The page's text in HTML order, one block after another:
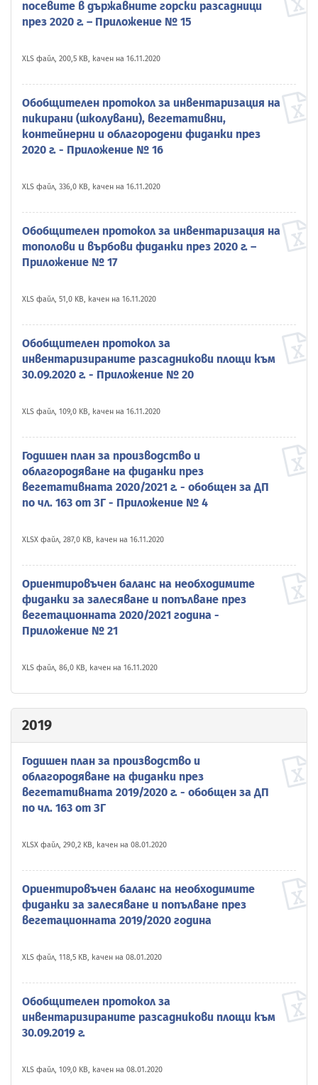
посевите в държавните горски разсадници
през 2020 г. – Приложение № 15
XLS файл, 200,5 KB, качен на 16.11.2020
Обобщителен протокол за инвентаризация на
пикирани (школувани), вегетативни,
контейнерни и облагородени фиданки през
2020 г. - Приложение № 16
XLS файл, 336,0 KB, качен на 16.11.2020
Обобщителен протокол за инвентаризация на
тополови и върбови фиданки през 2020 г. –
Приложение № 17
XLS файл, 51,0 KB, качен на 16.11.2020
Обобщителен протокол за
инвентаризираните разсадникови площи към
30.09.2020 г. - Приложение № 20
XLS файл, 109,0 KB, качен на 16.11.2020
Годишен план за производство и
облагородяване на фиданки през
вегетативната 2020/2021 г. - обобщен за ДП
по чл. 163 от ЗГ - Приложение № 4
XLSX файл, 287,0 KB, качен на 16.11.2020
Ориентировъчен баланс на необходимите
фиданки за залесяване и попълване през
вегетационната 2020/2021 година -
Приложение № 21
XLS файл, 86,0 KB, качен на 16.11.2020
2019
Годишен план за производство и
облагородяване на фиданки през
вегетативната 2019/2020 г. - обобщен за ДП
по чл. 163 от ЗГ
XLSX файл, 290,2 KB, качен на 08.01.2020
Ориентировъчен баланс на необходимите
фиданки за залесяване и попълване през
вегетационната 2019/2020 година
XLS файл, 118,5 KB, качен на 08.01.2020
Обобщителен протокол за
инвентаризираните разсадникови площи към
30.09.2019 г.
XLS файл, 109,0 KB, качен на 08.01.2020